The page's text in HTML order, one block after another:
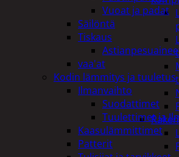
Vuoat ja padat
Säilöntä
Tiskaus
vaa'at
Kodin lämmitys ja tuuletus
Ilmanvaihto
Suodattimet
Tuulettimet ja
Kaasulämmittimet
Patterit